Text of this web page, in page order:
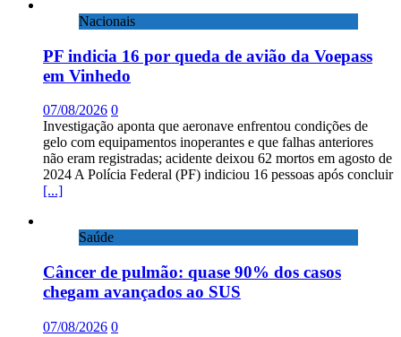
Nacionais
PF indicia 16 por queda de avião da Voepass
em Vinhedo
07/08/2026 0
Investigação aponta que aeronave enfrentou condições de
gelo com equipamentos inoperantes e que falhas anteriores
não eram registradas; acidente deixou 62 mortos em agosto de
2024 A Polícia Federal (PF) indiciou 16 pessoas após concluir
[...]
Saúde
Câncer de pulmão: quase 90% dos casos
chegam avançados ao SUS
07/08/2026 0